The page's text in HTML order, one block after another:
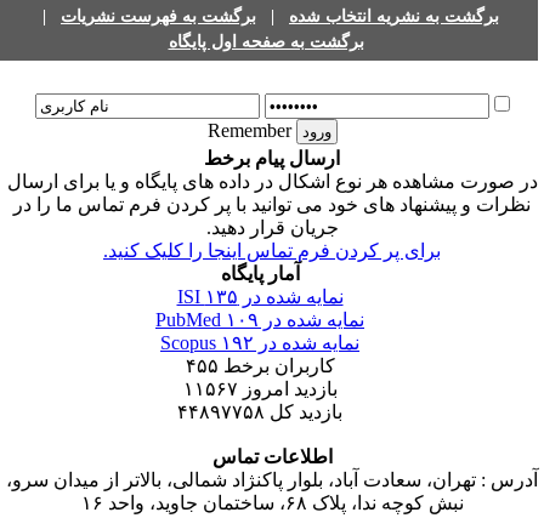
برگشت به نشریه انتخاب شده| برگشت به فهرست نشریات|
برگشت به صفحه اول پایگاه
Remember
ارسال پیام برخط
صورت مشاهده هر نوع اشکال در داده های پایگاه و یا برای ارسال
نظرات و پیشنهاد های خود می توانید با پر کردن فرم تماس ما را در
جریان قرار دهید.
برای پر کردن فرم تماس اینجا را کلیک کنید.
آمار پایگاه
نمایه شده در ISI۱۳۵
نمایه شده در PubMed۱۰۹
نمایه شده در Scopus۱۹۲
کاربران برخط۴۵۵
بازدید امروز۱۱۵۶۷
بازدید کل ۴۴۸۹۷۷۵۸
اطلاعات تماس
: تهران، سعادت آباد، بلوار پاکنژاد شمالی، بالاتر از میدان سرو،
نبش کوچه ندا، پلاک ۶۸، ساختمان جاوید، واحد ۱۶